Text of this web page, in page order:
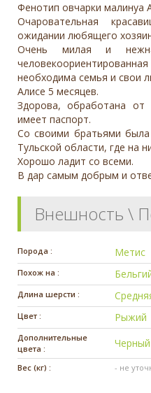
Фенотип овчарки малинуа
Очаровательная
ожидании любящего
Очень милая и
необходима семья и свои
Алисе 5 месяцев.
Здорова, обработана от
имеет паспорт.
Со своими братьями была
Тульской области, где на
Хорошо ладит со всеми.
В дар самым добрым и
Внешность \
Порода : Метис
Похож на :
Длина шерсти :
Цвет : Рыжий
Дополнительные
цвета :
Черный
Вес (кг) : - не